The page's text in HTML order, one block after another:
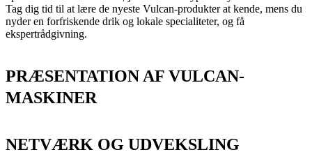
Tag dig tid til at lære de nyeste Vulcan-produkter at kende, mens du
nyder en forfriskende drik og lokale specialiteter, og få
ekspertrådgivning.
PRÆSENTATION AF VULCAN-
MASKINER
NETVÆRK OG UDVEKSLING